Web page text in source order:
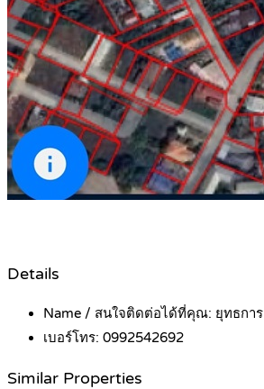
Details
Name / สนใจติดต่อได้ที่คุณ: ยุทธการ
เบอร์โทร: 0992542692
Similar Properties